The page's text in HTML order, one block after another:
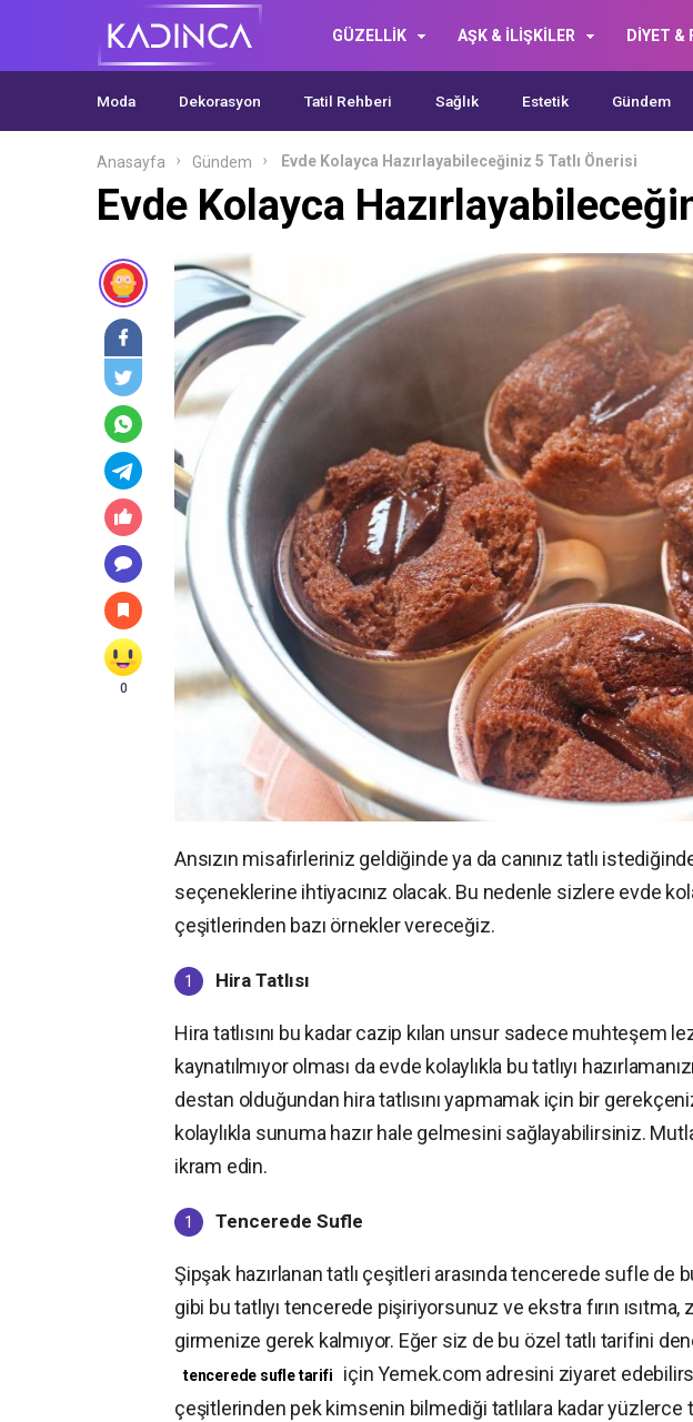
GÜZELLİK AŞK & İLİŞKİLER DİYET &
Moda Dekorasyon Tatil Rehberi Sağlık Estetik Gündem
Anasayfa Gündem Evde Kolayca Hazırlayabileceğiniz 5 Tatlı Önerisi
Evde Kolayca
0
Ansızın misafirleriniz geldiğinde ya da canınız tatlı
seçeneklerine ihtiyacınız olacak. Bu nedenle sizlere evde
çeşitlerinden bazı örnekler vereceğiz.
Hira Tatlısı
Hira tatlısını bu kadar cazip kılan unsur sadece muhteşem
kaynatılmıyor olması da evde kolaylıkla bu tatlıyı
destan olduğundan hira tatlısını yapmamak için bir
kolaylıkla sunuma hazır hale gelmesini sağlayabilirsiniz.
ikram edin.
Tencerede Sufle
Şipşak hazırlanan tatlı çeşitleri arasında tencerede sufle de
gibi bu tatlıyı tencerede pişiriyorsunuz ve ekstra fırın
girmenize gerek kalmıyor. Eğer siz de bu özel tatlı tarifini
tencerede sufle tarifi
için Yemek.com adresini ziyaret
çeşitlerinden pek kimsenin bilmediği tatlılara kadar